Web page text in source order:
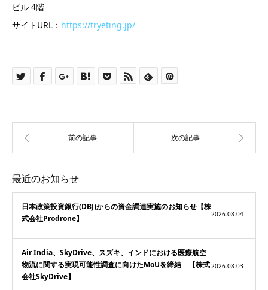
ビル 4階
サイトURL： https://tryeting.jp/
最近のお知らせ
日本政策投資銀行(DBJ)からの資金調達実施のお知らせ【株
式会社Prodrone】
2026.08.04
Air India、SkyDrive、スズキ、インドにおける医療航空
物流に関する実現可能性調査に向けたMoUを締結 【株式
会社SkyDrive】
2026.08.03